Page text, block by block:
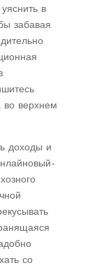
в
забавая
во верхнем
доходы и
со